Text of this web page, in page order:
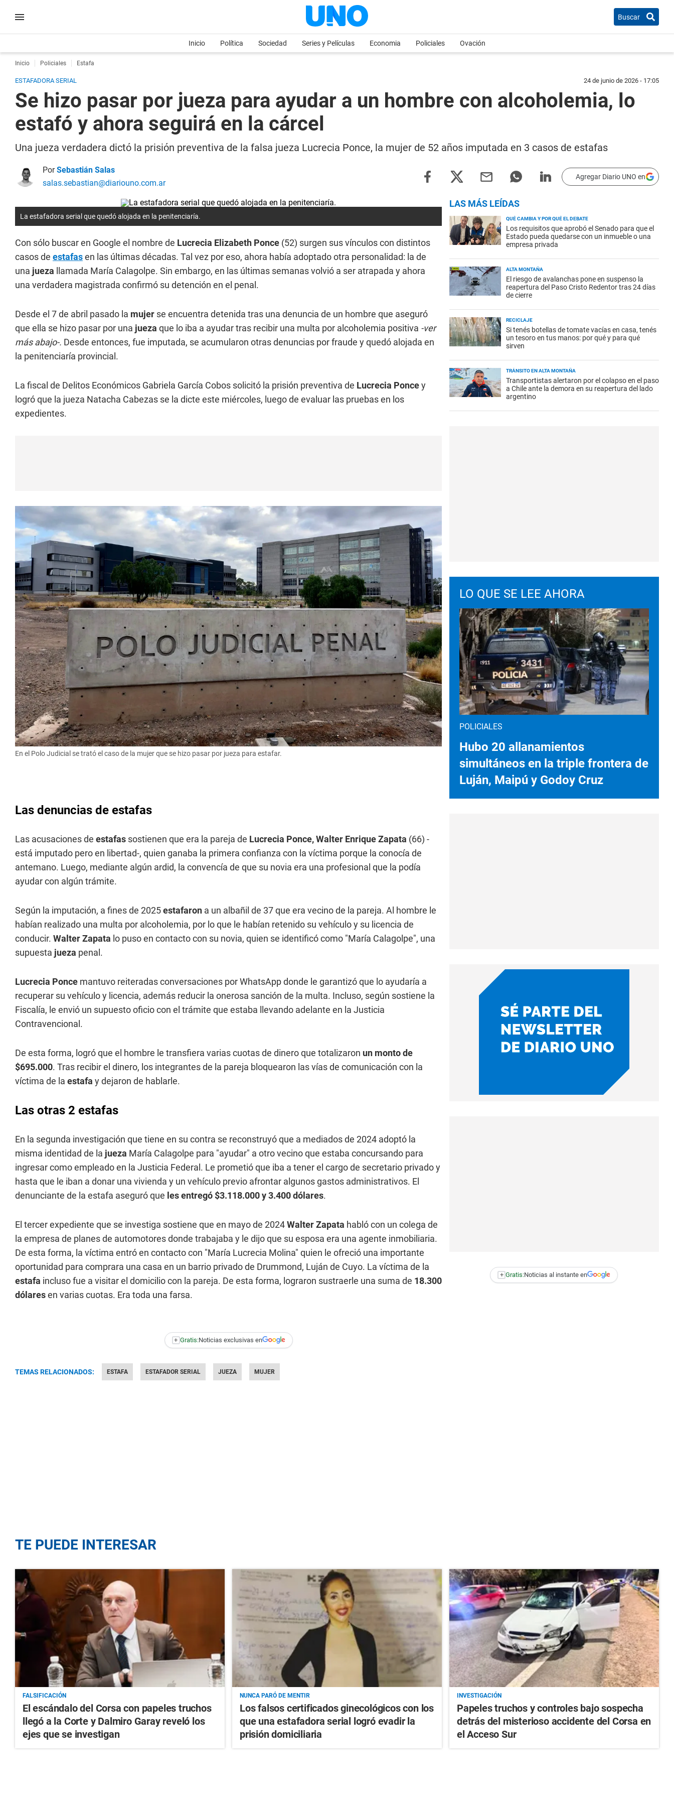
Buscar
Inicio Política Sociedad Series y Películas Economia Policiales Ovación
Inicio Policiales Estafa
ESTAFADORA SERIAL 24 de junio de 2026 - 17:05
Se hizo pasar por jueza para ayudar a un hombre con alcoholemia, lo
estafó y ahora seguirá en la cárcel
Una jueza verdadera dictó la prisión preventiva de la falsa jueza Lucrecia Ponce, la mujer de 52 años imputada en 3 casos de estafas
PorSebastián Salas
salas.sebastian@diariouno.com.ar
Agregar Diario UNO en
La estafadora serial que quedó alojada en la penitenciaría.
Con sólo buscar en Google el nombre de Lucrecia Elizabeth Ponce (52) surgen sus vínculos con distintos
casos de estafasen las últimas décadas. Tal vez por eso, ahora había adoptado otra personalidad: la de
una jueza llamada María Calagolpe. Sin embargo, en las últimas semanas volvió a ser atrapada y ahora
una verdadera magistrada confirmó su detención en el penal.
Desde el 7 de abril pasado la mujer se encuentra detenida tras una denuncia de un hombre que aseguró
que ella se hizo pasar por una jueza que lo iba a ayudar tras recibir una multa por alcoholemia positiva -ver
más abajo-. Desde entonces, fue imputada, se acumularon otras denuncias por fraude y quedó alojada en
la penitenciaría provincial.
La fiscal de Delitos Económicos Gabriela García Cobos solicitó la prisión preventiva de Lucrecia Poncey
logró que la jueza Natacha Cabezas se la dicte este miércoles, luego de evaluar las pruebas en los
expedientes.
En el Polo Judicial se trató el caso de la mujer que se hizo pasar por jueza para estafar.
Las denuncias de estafas
Las acusaciones de estafas sostienen que era la pareja de Lucrecia Ponce,Walter Enrique Zapata (66) -
está imputado pero en libertad-, quien ganaba la primera confianza con la víctima porque la conocía de
antemano. Luego, mediante algún ardid, la convencía de que su novia era una profesional que la podía
ayudar con algún trámite.
Según la imputación, a fines de 2025estafaron a un albañil de 37 que era vecino de la pareja. Al hombre le
habían realizado una multa por alcoholemia, por lo que le habían retenido su vehículo y su licencia de
conducir. Walter Zapata lo puso en contacto con su novia, quien se identificó como "María Calagolpe", una
supuesta jueza penal.
Lucrecia Ponce mantuvo reiteradas conversaciones por WhatsApp donde le garantizó que lo ayudaría a
recuperar su vehículo y licencia, además reducir la onerosa sanción de la multa. Incluso, según sostiene la
Fiscalía, le envió un supuesto oficio con el trámite que estaba llevando adelante en la Justicia
Contravencional.
De esta forma, logró que el hombre le transfiera varias cuotas de dinero que totalizaron un monto de
$695.000. Tras recibir el dinero, los integrantes de la pareja bloquearon las vías de comunicación con la
víctima de la estafa y dejaron de hablarle.
Las otras 2 estafas
En la segunda investigación que tiene en su contra se reconstruyó que a mediados de 2024 adoptó la
misma identidad de la jueza María Calagolpe para "ayudar" a otro vecino que estaba concursando para
ingresar como empleado en la Justicia Federal. Le prometió que iba a tener el cargo de secretario privado y
hasta que le iban a donar una vivienda y un vehículo previo afrontar algunos gastos administrativos. El
denunciante de la estafa aseguró que les entregó $3.118.000 y 3.400 dólares.
El tercer expediente que se investiga sostiene que en mayo de 2024Walter Zapata habló con un colega de
la empresa de planes de automotores donde trabajaba y le dijo que su esposa era una agente inmobiliaria.
De esta forma, la víctima entró en contacto con "María Lucrecia Molina" quien le ofreció una importante
oportunidad para comprara una casa en un barrio privado de Drummond, Luján de Cuyo. La víctima de la
estafa incluso fue a visitar el domicilio con la pareja. De esta forma, lograron sustraerle una suma de 18.300
dólaresen varias cuotas. Era toda una farsa.
+ Gratis:Noticias exclusivas en
TEMAS RELACIONADOS: ESTAFA ESTAFADOR SERIAL JUEZA MUJER
LAS MÁS LEÍDAS
QUÉ CAMBIA Y POR QUÉ EL DEBATE
Los requisitos que aprobó el Senado para que el
Estado pueda quedarse con un inmueble o una
empresa privada
ALTA MONTAÑA
El riesgo de avalanchas pone en suspenso la
reapertura del Paso Cristo Redentor tras 24 días
de cierre
RECICLAJE
Si tenés botellas de tomate vacías en casa, tenés
un tesoro en tus manos: por qué y para qué
sirven
TRÁNSITO EN ALTA MONTAÑA
Transportistas alertaron por el colapso en el paso
a Chile ante la demora en su reapertura del lado
argentino
LO QUE SE LEE AHORA
POLICIALES
Hubo 20 allanamientos
simultáneos en la triple frontera de
Luján, Maipú y Godoy Cruz
+ Gratis:Noticias al instante en
TE PUEDE INTERESAR
FALSIFICACIÓN
El escándalo del Corsa con papeles truchos
llegó a la Corte y Dalmiro Garay reveló los
ejes que se investigan
NUNCA PARÓ DE MENTIR
Los falsos certificados ginecológicos con los
que una estafadora serial logró evadir la
prisión domiciliaria
INVESTIGACIÓN
Papeles truchos y controles bajo sospecha
detrás del misterioso accidente del Corsa en
el Acceso Sur